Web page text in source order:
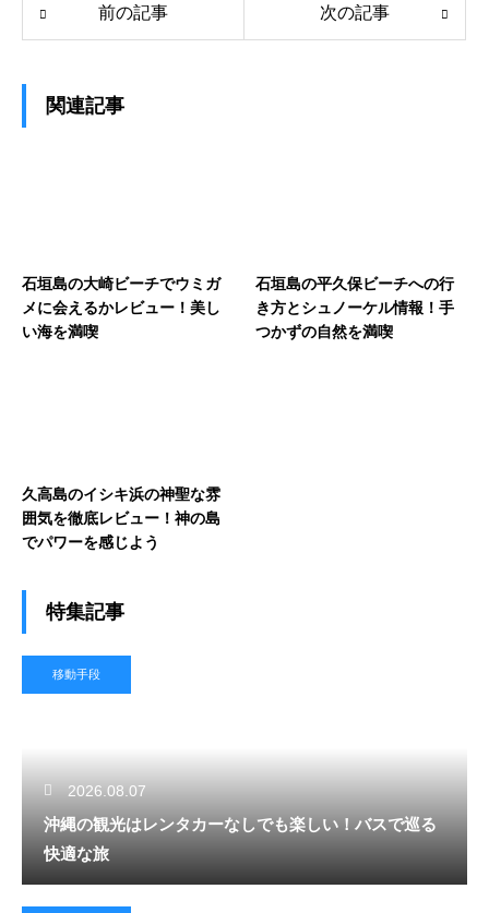
前の記事 次の記事
関連記事
石垣島の大崎ビーチでウミガ
メに会えるかレビュー！美し
い海を満喫
石垣島の平久保ビーチへの行
き方とシュノーケル情報！手
つかずの自然を満喫
久高島のイシキ浜の神聖な雰
囲気を徹底レビュー！神の島
でパワーを感じよう
特集記事
移動手段
2026.08.07
沖縄の観光はレンタカーなしでも楽しい！バスで巡る
快適な旅